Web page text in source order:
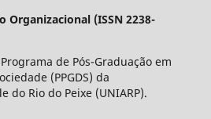
Organizacional (ISSN 2238-
de Pós-Graduação em
(PPGDS) da
do Rio do Peixe (UNIARP).